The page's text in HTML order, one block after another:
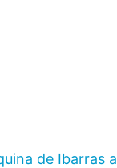
de Ibarras a